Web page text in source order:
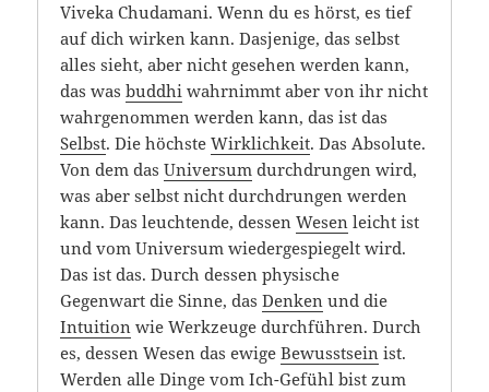
Viveka Chudamani. Wenn du es hörst, es tief
auf dich wirken kann. Dasjenige, das selbst
alles sieht, aber nicht gesehen werden kann,
das wasbuddhi wahrnimmt aber von ihr nicht
wahrgenommen werden kann, das ist das
Selbst. Die höchsteWirklichkeit. Das Absolute.
Von dem dasUniversum durchdrungen wird,
was aber selbst nicht durchdrungen werden
kann. Das leuchtende, dessenWesen leicht ist
und vom Universum wiedergespiegelt wird.
Das ist das. Durch dessen physische
Gegenwart die Sinne, dasDenken und die
Intuition wie Werkzeuge durchführen. Durch
es, dessen Wesen das ewigeBewusstsein ist.
Werden alle Dinge vom Ich-Gefühl bist zum